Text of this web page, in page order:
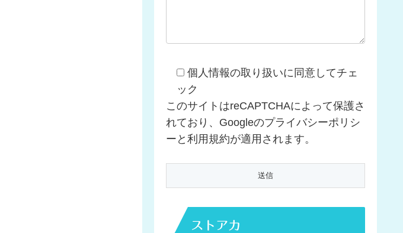
個人情報の取り扱いに同意してチェ
ック
このサイトはreCAPTCHAによって保護さ
れており、Googleのプライバシーポリシ
ーと利用規約が適用されます。
ストアカ